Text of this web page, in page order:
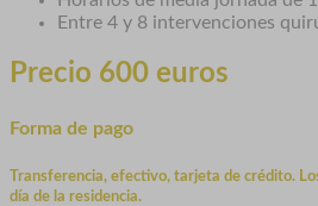
Entre 4 y 8 intervenciones
Precio 600 euros
Forma de pago
Transferencia, efectivo, tarjeta de crédito.
día de la residencia.